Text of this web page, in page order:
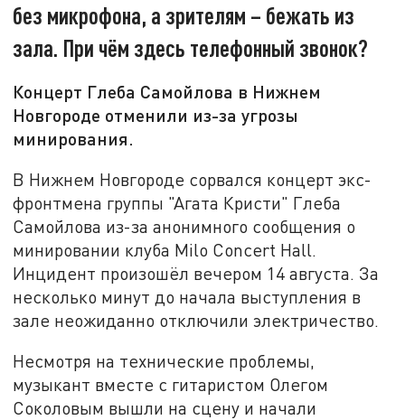
без микрофона, а зрителям – бежать из
зала. При чём здесь телефонный звонок?
Концерт Глеба Самойлова в Нижнем
Новгороде отменили из-за угрозы
минирования.
В Нижнем Новгороде сорвался концерт экс-
фронтмена группы "Агата Кристи" Глеба
Самойлова из-за анонимного сообщения о
минировании клуба Milo Concert Hall.
Инцидент произошёл вечером 14 августа. За
несколько минут до начала выступления в
зале неожиданно отключили электричество.
Несмотря на технические проблемы,
музыкант вместе с гитаристом Олегом
Соколовым вышли на сцену и начали